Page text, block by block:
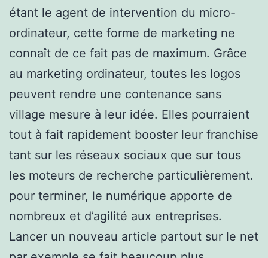
étant le agent de intervention du micro-
ordinateur, cette forme de marketing ne
connaît de ce fait pas de maximum. Grâce
au marketing ordinateur, toutes les logos
peuvent rendre une contenance sans
village mesure à leur idée. Elles pourraient
tout à fait rapidement booster leur franchise
tant sur les réseaux sociaux que sur tous
les moteurs de recherche particulièrement.
pour terminer, le numérique apporte de
nombreux et d’agilité aux entreprises.
Lancer un nouveau article partout sur le net